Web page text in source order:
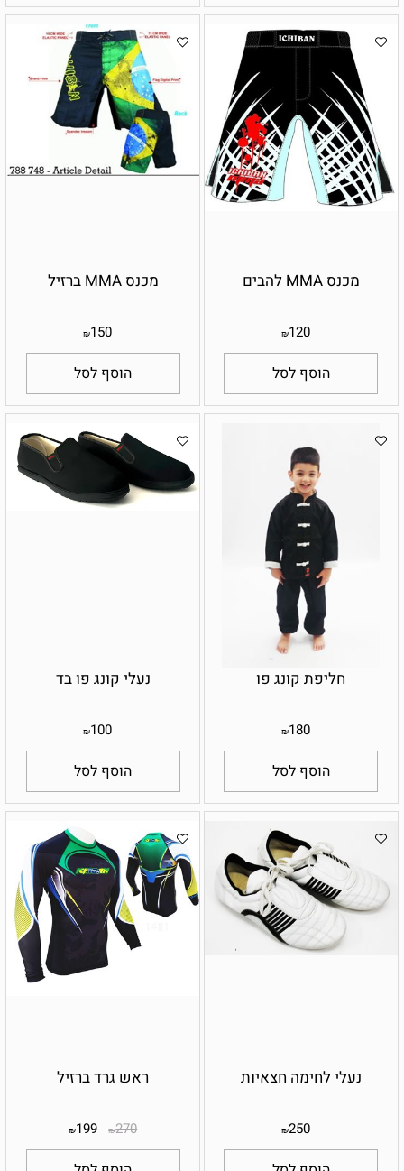
מכנס MMA להבים
₪120
הוסף לסל
מכנס MMA ברזיל
₪150
הוסף לסל
חליפת קונג פו
₪180
הוסף לסל
נעלי קונג פו בד
₪100
הוסף לסל
נעלי לחימה חצאיות
₪250
ראש גרד ברזיל
₪270
₪199